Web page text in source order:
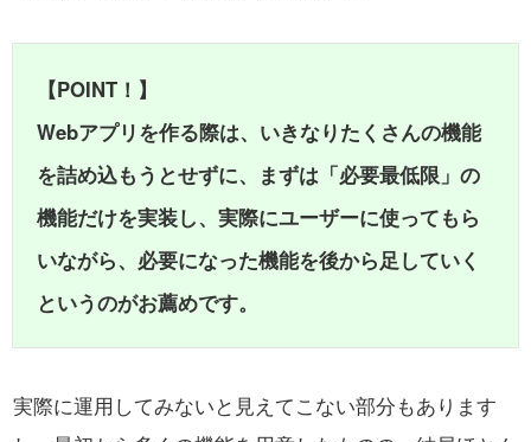
【POINT！】
Webアプリを作る際は、いきなりたくさんの機能
を詰め込もうとせずに、まずは「必要最低限」の
機能だけを実装し、実際にユーザーに使ってもら
いながら、必要になった機能を後から足していく
というのがお薦めです。
実際に運用してみないと見えてこない部分もあります